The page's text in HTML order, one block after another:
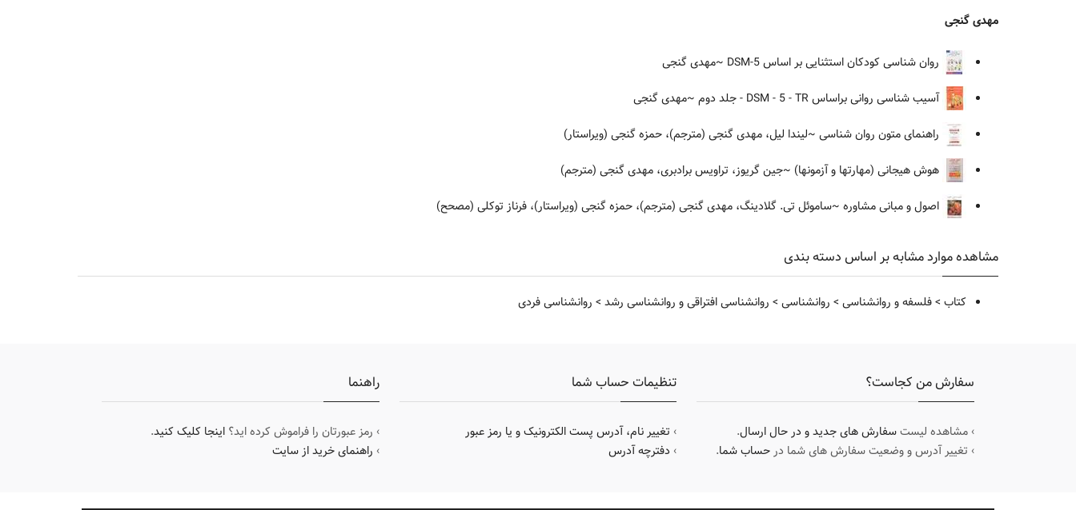
مهدی گنجی
روان شناسی کودکان استثنایی بر اساس DSM-5
~مهدی گنجی
آسیب شناسی روانی براساس DSM - 5 - TR - جلد دوم
~مهدی گنجی
راهنمای متون روان شناسی ~لیندا لیل، مهدی گنجی (مترجم)، حمزه گنجی (ویراستار)
هوش هیجانی (مهارتها و آزمونها) ~جین گریوز، تراویس برادبری، مهدی گنجی (مترجم)
اصول و مبانی مشاوره ~ساموئل تی. گلادینگ، مهدی گنجی (مترجم)، حمزه گنجی (ویراستار)، فرناز توکلی (مصحح)
مشاهده موارد مشابه بر اساس دسته بندی
کتاب >فلسفه و روانشناسی > روانشناسی > روانشناسی افتراقی و روانشناسی رشد > روانشناسی فردی
سفارش من کجاست؟
› مشاهده لیستسفارش های جدید و در حال ارسال.
› تغییر آدرس و وضعیت سفارش های شما درحساب شما.
تنظیمات حساب شما
› تغییر نام، آدرس پست الکترونیک و یا رمز عبور
› دفترچه آدرس
راهنما
› رمز عبورتان را فراموش کرده اید؟اینجا کلیک کنید.
› راهنمای خرید از سایت